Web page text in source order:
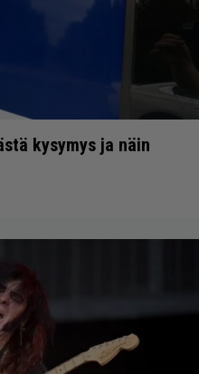
kysymys ja näin